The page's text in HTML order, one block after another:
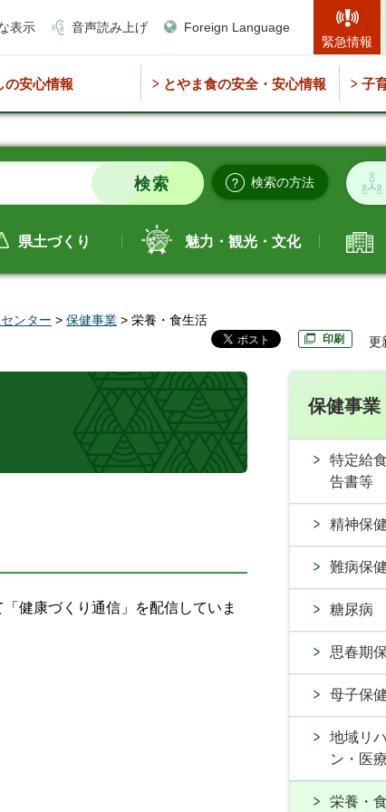
表示 音声読み上げ
Foreign Language
緊急情報
の安心情報 とやま食の安全・安心情報 子
検索の方法
県土づくり 魅力・観光・文化
ンター > 保健事業 > 栄養・食生活
印刷 更
健康づくり通信」を配信していま
保健事業
特定給
告書等
精神保
難病保健
糖尿病
思春期
母子保健
地域リ
ン・医
栄養・